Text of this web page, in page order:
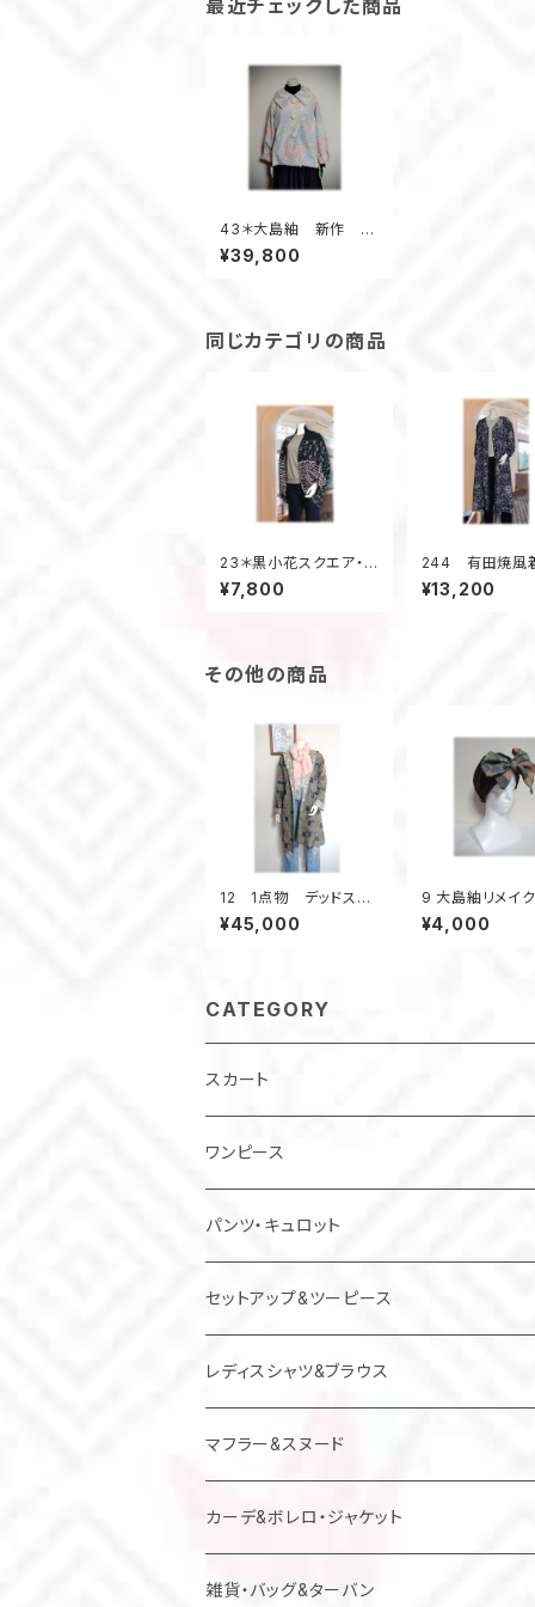
最近チェックした商品
43＊大島紬 新作 ジ
ャケット 昭和レトロ
着物リメイク 薔薇
¥39,800
同じカテゴリの商品
23＊黒小花スクエア・マ
ーガレット（黒／パッチ
ワーク）
¥7,800
244 有田焼風
メイク羽織れる
ーㇲ（紺／有田焼
¥13,200
その他の商品
12 1点物 デッドスト
ック大島紬 リバーシブ
ルAラインコート 羽織
¥45,000
9 大島紬リメイ
ンキャップ（オリ
ーン×マルチ）
¥4,000
CATEGORY
スカート
ワンピース
チュニック
ジャンパースカート
パンツ・キュロット
セットアップ&ツーピース
レディスシャツ&ブラウス
マフラー&スヌード
カーデ&ボレロ・ジャケット
雑貨・バッグ&ターバン